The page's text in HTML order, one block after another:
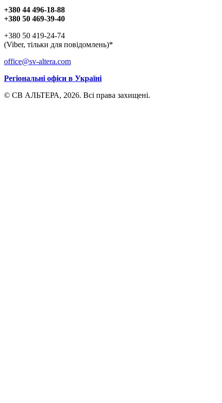
+380 44 496-18-88
+380 50 469-39-40
+380 50 419-24-74
(Viber, тільки для повідомлень)*
office@sv-altera.com
Регіональні офіси в Україні
© СВ АЛЬТЕРА, 2026. Всі права захищені.